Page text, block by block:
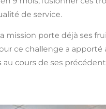
de service.
mission porte déjà ses
ce challenge a
cours de ses